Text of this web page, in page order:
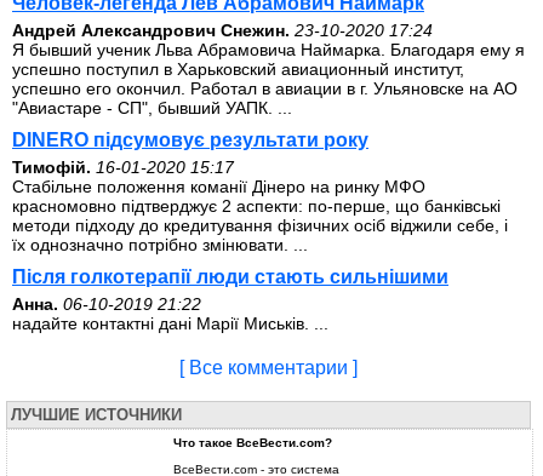
Андрей Александрович Снежин. 23-10-2020 17:24
Я бывший ученик Льва Абрамовича Наймарка. Благодаря ему я
успешно поступил в Харьковский авиационный институт,
успешно его окончил. Работал в авиации в г. Ульяновске на АО
"Авиастаре - СП", бывший УАПК. ...
DINERO підсумовує результати року
Тимофій. 16-01-2020 15:17
Стабільне положення команії Дінеро на ринку МФО
красномовно підтверджує 2 аспекти: по-перше, що банківські
методи підходу до кредитування фізичних осіб віджили себе, і
їх однозначно потрібно змінювати. ...
Після голкотерапії люди стають сильнішими
Анна. 06-10-2019 21:22
надайте контактні дані Марії Миськів. ...
[ Все комментарии ]
ЛУЧШИЕ ИСТОЧНИКИ
Что такое ВсеВести.com?
ВсеВести.com - это система